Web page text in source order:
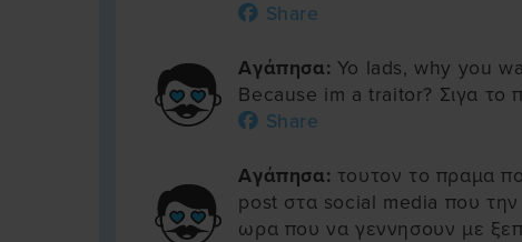
Share
Αγάπησα: Yo lads, why you
Because im a traitor? Σιγα το
Share
Αγάπησα: τουτον το πραμα
post στα social media που
ωρα που να γεννησουν με